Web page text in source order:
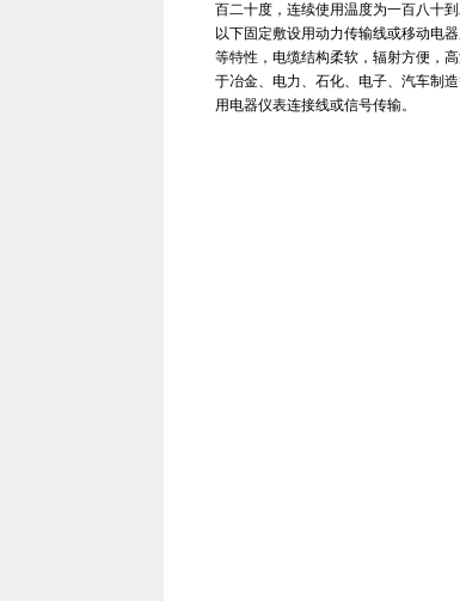
百二十度，连续使用温度为一百八十
以下固定敷设用动力传输线或移动电
等特性，电缆结构柔软，辐射方便，
于冶金、电力、石化、电子、汽车制
用电器仪表连接线或信号传输。